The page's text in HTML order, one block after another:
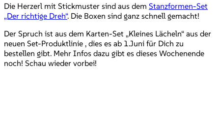
Die Herzerl mit Stickmuster sind aus dem Stanzformen-Set
„Der richtige Dreh“. Die Boxen sind ganz schnell gemacht!
Der Spruch ist aus dem Karten-Set „Kleines Lächeln“ aus der
neuen Set-Produktlinie , dies es ab 1.Juni für Dich zu
bestellen gibt. Mehr Infos dazu gibt es dieses Wochenende
noch! Schau wieder vorbei!